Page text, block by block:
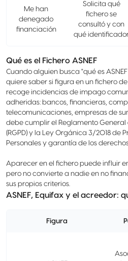
Me han
denegado
financiación
Solicita qué
fichero se
consultó y con
qué
Qué es el Fichero ASNEF
Cuando alguien busca "qué es
quiere saber si figura en un fichero de
recoge incidencias de impago
adheridas: bancos, financieras,
telecomunicaciones, empresas de
debe cumplir el Reglamento General
(RGPD) y la Ley Orgánica 3/2018 de
Personales y garantía de los
Aparecer en el fichero puede influir
pero no convierte a nadie en no
sus propios criterios.
ASNEF, Equifax y el acreedor:
Figura